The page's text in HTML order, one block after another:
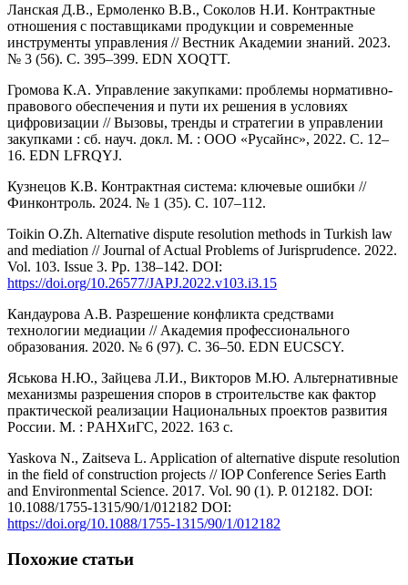
Ланская Д.В., Ермоленко В.В., Соколов Н.И. Контрактные
отношения с поставщиками продукции и современные
инструменты управления // Вестник Академии знаний. 2023.
№ 3 (56). С. 395–399. EDN XOQTT.
Громова К.А. Управление закупками: проблемы нормативно-
правового обеспечения и пути их решения в условиях
цифровизации // Вызовы, тренды и стратегии в управлении
закупками : сб. науч. докл. М. : ООО «Русайнс», 2022. С. 12–
16. EDN LFRQYJ.
Кузнецов К.В. Контрактная система: ключевые ошибки //
Финконтроль. 2024. № 1 (35). С. 107–112.
Toikin O.Zh. Alternative dispute resolution methods in Turkish law
and mediation // Journal of Actual Problems of Jurisprudence. 2022.
Vol. 103. Issue 3. Рр. 138–142. DOI:
https://doi.org/10.26577/JAPJ.2022.v103.i3.15
Кандаурова А.В. Разрешение конфликта средствами
технологии медиации // Академия профессионального
образования. 2020. № 6 (97). С. 36–50. EDN EUCSCY.
Яськова Н.Ю., Зайцева Л.И., Викторов М.Ю. Альтернативные
механизмы разрешения споров в строительстве как фактор
практической реализации Национальных проектов развития
России. М. : РAНХиГС, 2022. 163 с.
Yaskova N., Zaitseva L. Application of alternative dispute resolution
in the field of construction projects // IOP Conference Series Earth
and Environmental Science. 2017. Vol. 90 (1). Р. 012182. DOI:
10.1088/1755-1315/90/1/012182 DOI:
https://doi.org/10.1088/1755-1315/90/1/012182
Похожие статьи